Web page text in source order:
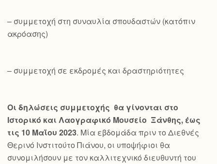
– συμμετοχή στη συναυλία σπουδαστών (κατόπιν
ακρόασης)
– συμμετοχή σε εκδρομές και δραστηριότητες
Οι δηλώσεις συμμετοχής θα γίνονται στο
Ιστορικό και Λαογραφικό Μουσείο Ξάνθης, έως
τις 10 Μαΐου 2023. Μία εβδομάδα πριν το Διεθνές
Θερινό Ινστιτούτο Πιάνου, οι υποψήφιοι θα
συνομιλήσουν με τον καλλιτεχνικό διευθυντή του